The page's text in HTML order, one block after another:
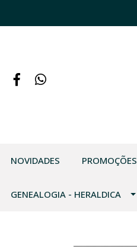
NOVIDADES PROMOÇÕES
GENEALOGIA - HERALDICA